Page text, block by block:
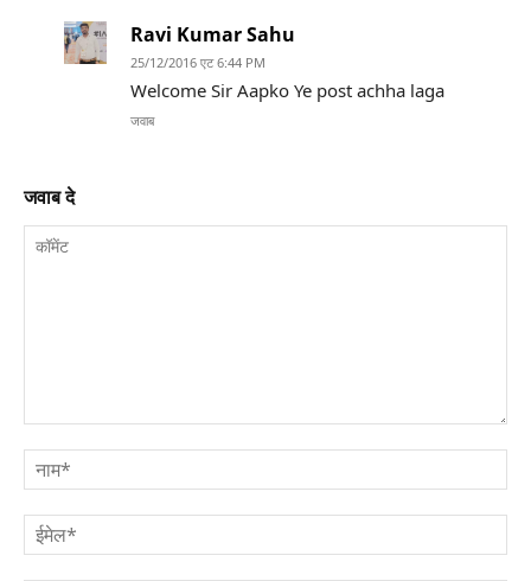
Ravi Kumar Sahu
25/12/2016 एट 6:44 PM
Welcome Sir Aapko Ye post achha laga
जवाब
जवाब दे